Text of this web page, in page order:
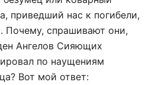
приведший нас к погибели,
Почему, спрашивают они,
Ангелов Сияющих
по наущениям
Вот мой ответ: